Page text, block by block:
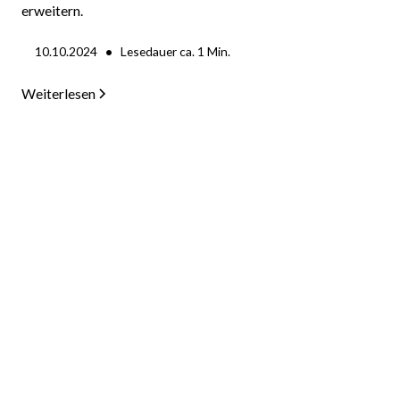
erweitern.
10.10.2024 • Lesedauer ca. 1 Min.
Weiterlesen